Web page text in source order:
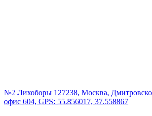
№2 Лихоборы 127238, Москва,
офис 604, GPS: 55.856017, 37.558867